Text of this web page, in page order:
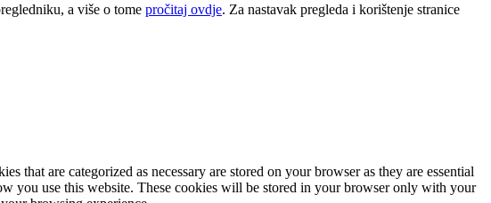
a više o tome pročitaj ovdje. Za nastavak pregleda i korištenje stranice
that are categorized as necessary are stored on your browser as they are essential
you use this website. These cookies will be stored in your browser only with your